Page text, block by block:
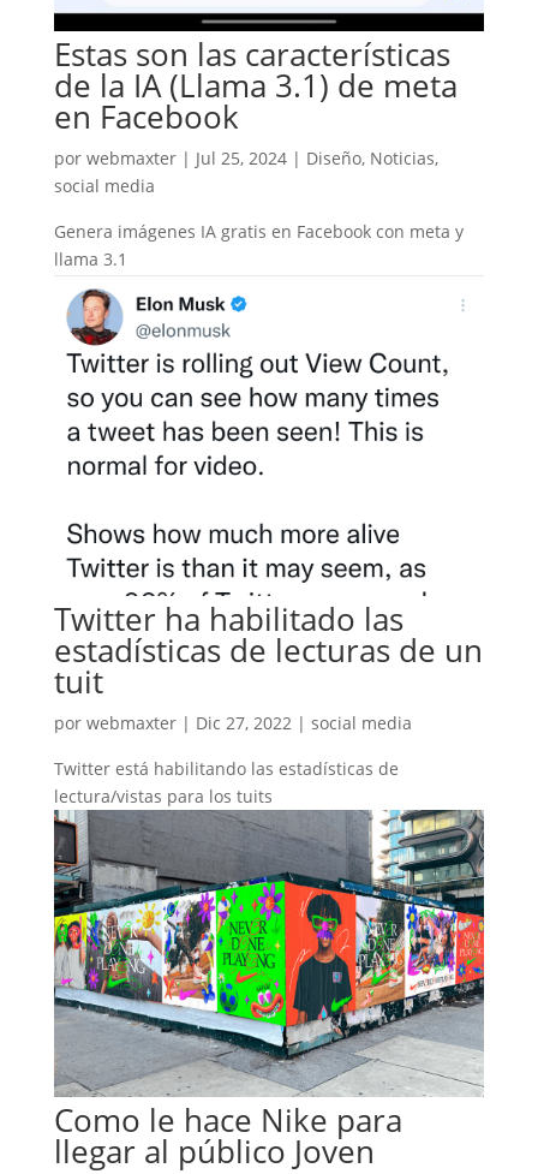
Estas son las características
de la IA (Llama 3.1) de meta
en Facebook
por webmaxter| Jul 25, 2024| Diseño, Noticias,
social media
Genera imágenes IA gratis en Facebook con meta y
llama 3.1
Twitter ha habilitado las
estadísticas de lecturas de un
tuit
por webmaxter| Dic 27, 2022 | social media
Twitter está habilitando las estadísticas de
lectura/vistas para los tuits
Como le hace Nike para
llegar al público Joven